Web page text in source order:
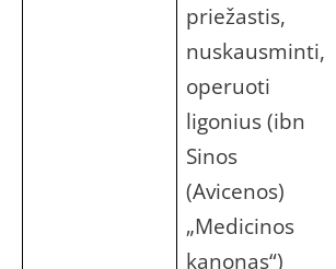
priežastis,
nuskausminti,
operuoti
ligonius (ibn
Sinos
(Avicenos)
„Medicinos
kanonas“)